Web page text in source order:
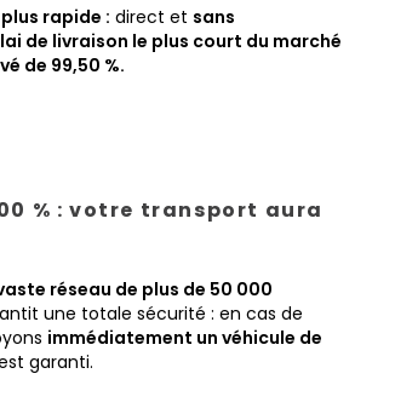
rapide : direct et sans
de livraison le plus court du marché
de 99,50 %.
% : votre transport aura
réseau de plus de 50 000
une totale sécurité : en cas de
immédiatement un véhicule de
garanti.